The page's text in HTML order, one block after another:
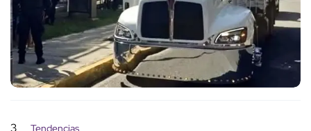
3 Tendencias